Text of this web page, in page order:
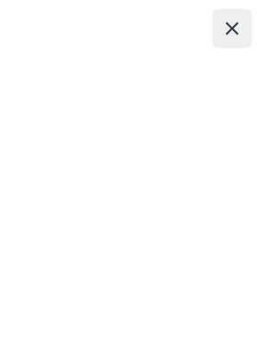
智能数据库
打
智能数据库
关